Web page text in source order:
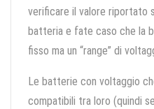
verificare il valore riportato
batteria e fate caso che la
fisso ma un “range” di
Le batterie con voltaggio
compatibili tra loro (quindi